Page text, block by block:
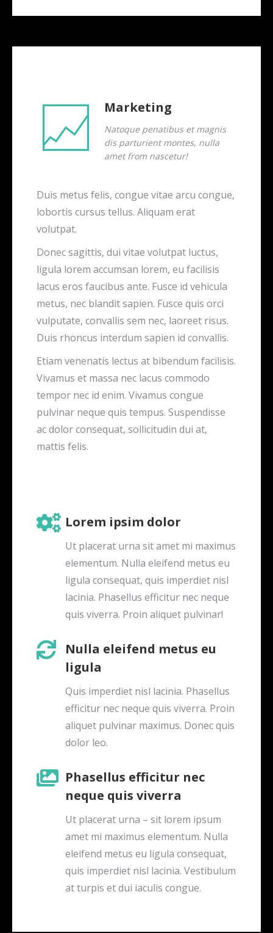
Marketing
Natoque penatibus et magnis
dis parturient montes, nulla
amet from nascetur!
Duis metus felis, congue vitae arcu congue,
lobortis cursus tellus. Aliquam erat
volutpat.
Donec sagittis, dui vitae volutpat luctus,
ligula lorem accumsan lorem, eu facilisis
lacus eros faucibus ante. Fusce id vehicula
metus, nec blandit sapien. Fusce quis orci
vulputate, convallis sem nec, laoreet risus.
Duis rhoncus interdum sapien id convallis.
Etiam venenatis lectus at bibendum facilisis.
Vivamus et massa nec lacus commodo
tempor nec id enim. Vivamus congue
pulvinar neque quis tempus. Suspendisse
ac dolor consequat, sollicitudin dui at,
mattis felis.
Lorem ipsim dolor
Ut placerat urna sit amet mi maximus
elementum. Nulla eleifend metus eu
ligula consequat, quis imperdiet nisl
lacinia. Phasellus efficitur nec neque
quis viverra. Proin aliquet pulvinar!
Nulla eleifend metus eu
ligula
Quis imperdiet nisl lacinia. Phasellus
efficitur nec neque quis viverra. Proin
aliquet pulvinar maximus. Donec quis
dolor leo.
Phasellus efficitur nec
neque quis viverra
Ut placerat urna – sit lorem ipsum
amet mi maximus elementum. Nulla
eleifend metus eu ligula consequat,
quis imperdiet nisl lacinia. Vestibulum
at turpis et dui iaculis congue.